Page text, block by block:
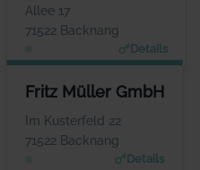
Allee 17
71522 Backnang
Details
Fritz Müller GmbH
Im Kusterfeld 22
71522 Backnang
Details
FRITZ MÜLLER GMBH
Herr Manfred Böhret
www.fritzmueller.biz